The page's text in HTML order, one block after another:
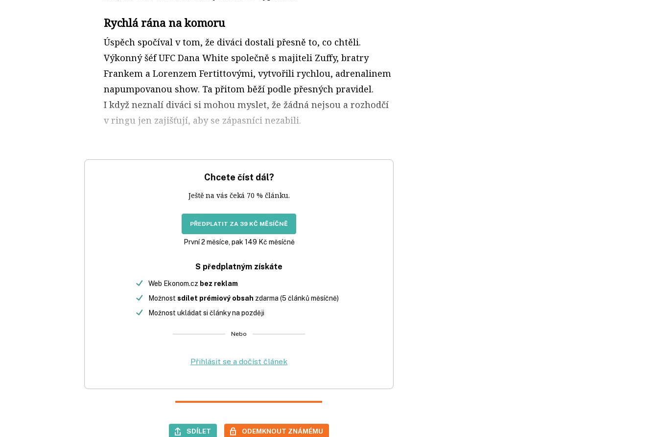
Rychlá rána na komoru
Úspěch spočíval v tom, že diváci dostali přesně to, co chtěli.
Výkonný šéf UFC Dana White společně s majiteli Zuffy, bratry
Frankem a Lorenzem Fertittovými, vytvořili rychlou, adrenalinem
napumpovanou show. Ta přitom běží podle přesných pravidel.
I když neznalí diváci si mohou myslet, že žádná nejsou a rozhodčí
v ringu jen zajišťují, aby se zápasníci nezabili.
Chcete číst dál?
Ještě na vás čeká 70 % článku.
PŘEDPLATIT ZA 39 KČ MĚSÍČNĚ
První 2 měsíce, pak 149 Kč měsíčně
S předplatným získáte
Web Ekonom.cz bez reklam
Možnost sdílet prémiový obsah zdarma (5 článků měsíčně)
Možnost ukládat si články na později
Nebo
Přihlásit se a dočíst článek
SDÍLET ODEMKNOUT ZNÁMÉMU